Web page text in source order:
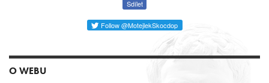
Sdílet
Follow @MotejlekSkocdop
O WEBU